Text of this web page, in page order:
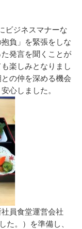
ビジネスマナーな
負」を緊張をしな
発言を聞くことが
楽しみとなりまし
の仲を深める機会
心しました。
員食堂運営会社
た。）を準備し、